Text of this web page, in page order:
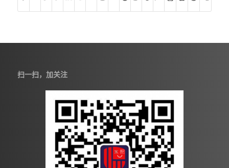
扫一扫，加关注